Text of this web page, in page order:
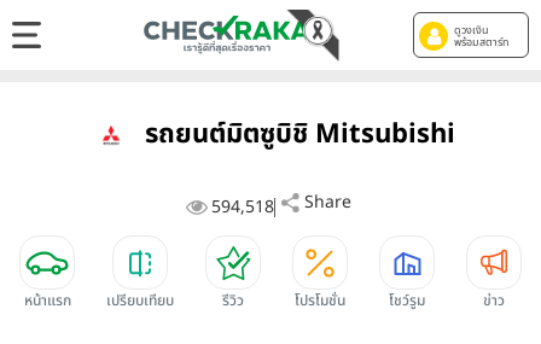
ดูวงเงิน
พร้อมสตาร์ท
รถยนต์มิตซูบิชิ Mitsubishi
594,518 Share
หน้าแรก เปรียบเทียบ รีวิว โปรโมชั่น โชว์รูม ข่าว